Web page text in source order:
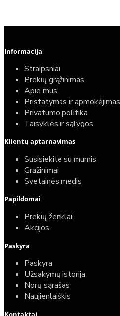
Informacija
Straipsniai
Prekių grąžinimas
Apie mus
Pristatymas ir apmokėjimas
Privatumo politika
Taisyklės ir sąlygos
Klientų aptarnavimas
Susisiekite su mumis
Grąžinimai
Svetainės medis
Papildomai
Prekių ženklai
Akcijos
Paskyra
Paskyra
Užsakymų istorija
Norų sąrašas
Naujienlaiškis
Kontaktai